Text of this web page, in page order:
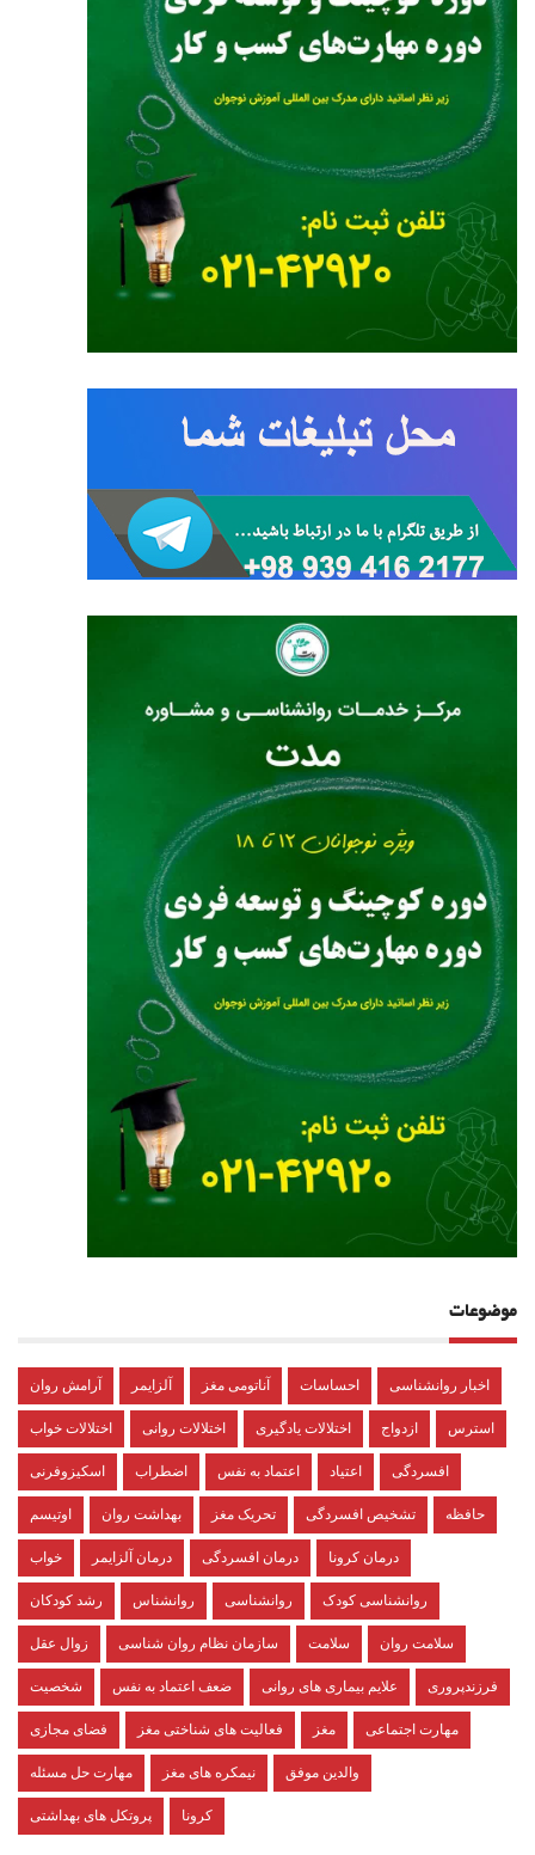
موضوعات
آرامش روان آلزایمر آناتومی مغز احساسات اخبار روانشناسی
اختلالات خواب اختلالات روانی اختلالات یادگیری ازدواج استرس
اسکیزوفرنی اضطراب اعتماد به نفس اعتیاد افسردگی
اوتیسم بهداشت روان تحریک مغز تشخیص افسردگی حافظه
خواب درمان آلزایمر درمان افسردگی درمان کرونا
رشد کودکان روانشناس روانشناسی روانشناسی کودک
زوال عقل سازمان نظام روان شناسی سلامت سلامت روان
شخصیت ضعف اعتماد به نفس علایم بیماری های روانی فرزندپروری
فضای مجازی فعالیت های شناختی مغز مغز مهارت اجتماعی
مهارت حل مسئله نیمکره های مغز والدین موفق
پروتکل های بهداشتی کرونا